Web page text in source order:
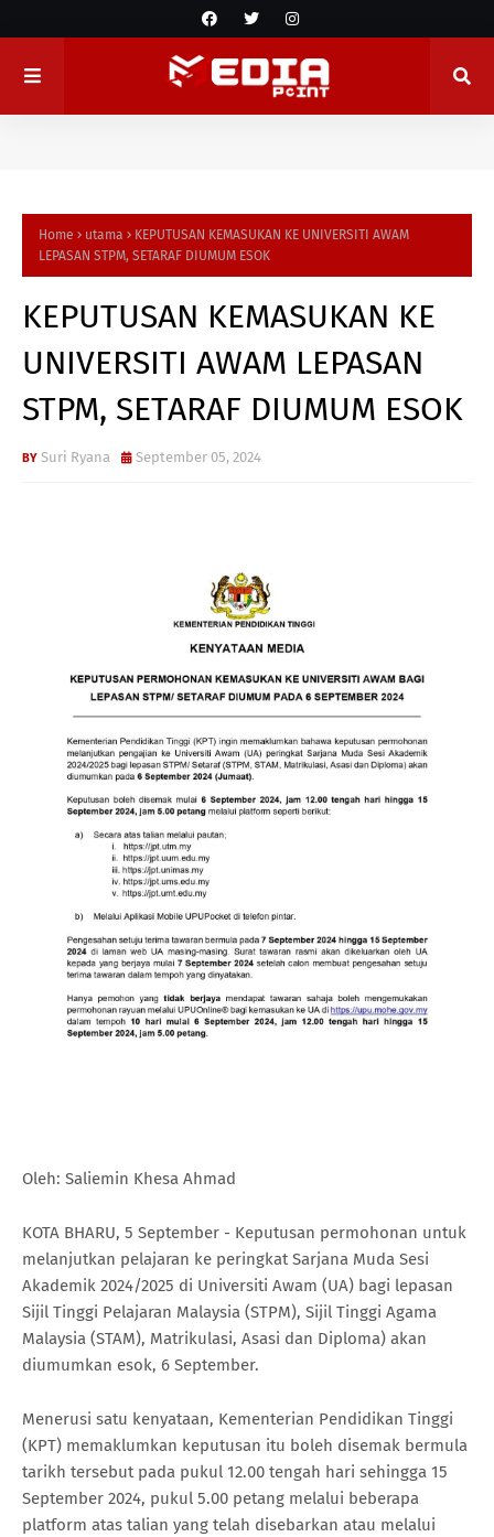
Home utama
KEPUTUSAN KEMASUKAN KE UNIVERSITI AWAM
LEPASAN STPM, SETARAF DIUMUM ESOK
KEPUTUSAN KEMASUKAN KE
UNIVERSITI AWAM LEPASAN
STPM, SETARAF DIUMUM ESOK
Suri Ryana September 05, 2024
Oleh: Saliemin Khesa Ahmad
KOTA BHARU, 5 September - Keputusan permohonan untuk
melanjutkan pelajaran ke peringkat Sarjana Muda Sesi
Akademik 2024/2025 di Universiti Awam (UA) bagi lepasan
Sijil Tinggi Pelajaran Malaysia (STPM), Sijil Tinggi Agama
Malaysia (STAM), Matrikulasi, Asasi dan Diploma) akan
diumumkan esok, 6 September.
Menerusi satu kenyataan, Kementerian Pendidikan Tinggi
(KPT) memaklumkan keputusan itu boleh disemak bermula
tarikh tersebut pada pukul 12.00 tengah hari sehingga 15
September 2024, pukul 5.00 petang melalui beberapa
platform atas talian yang telah disebarkan atau melalui